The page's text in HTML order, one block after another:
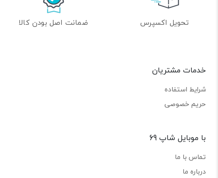
تحویل اکسپرس ضمانت اصل بودن کالا
خدمات مشتریان
شرایط استفاده
حریم خصوصی
با موبایل شاپ 69
تماس با ما
درباره ما